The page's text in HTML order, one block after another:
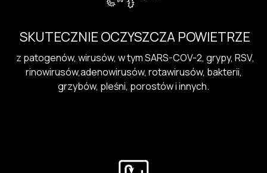
SKUTECZNIE OCZYSZCZA POWIETRZE
z patogenów, wirusów, w tym SARS-COV-2, grypy, RSV,
rinowirusów,adenowirusów, rotawirusów, bakterii,
grzybów, pleśni, porostów i innych.